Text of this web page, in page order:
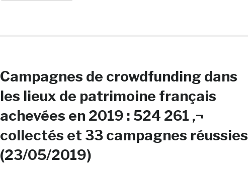
Campagnes de crowdfunding dans
les lieux de patrimoine français
achevées en 2019 : 524 261 ‚¬
collectés et 33 campagnes réussies
(23/05/2019)